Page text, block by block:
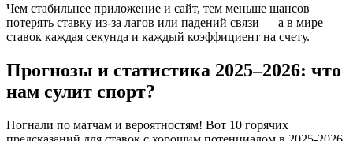
Чем стабильнее приложение и сайт, тем меньше шансов
потерять ставку из-за лагов или падений связи — а в мире
ставок каждая секунда и каждый коэффициент на счету.
Прогнозы и статистика 2025–2026: что
нам сулит спорт?
Погнали по матчам и вероятностям! Вот 10 горячих